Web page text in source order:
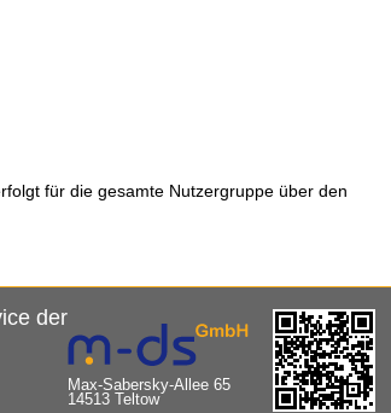
für die gesamte Nutzergruppe über den
der
Max-Sabersky-Allee 65
14513 Teltow